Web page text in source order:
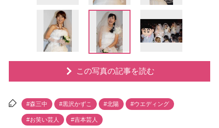
この写真の記事を読む
#森三中 #黒沢かずこ #北陽 #ウエディング
#お笑い芸人 #吉本芸人